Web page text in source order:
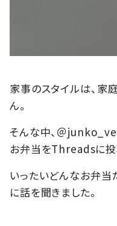
家事のスタイルは、家
ん。
そんな中、＠
お弁当をThreadsに投
いったいどんなお弁当
に話を聞きました。